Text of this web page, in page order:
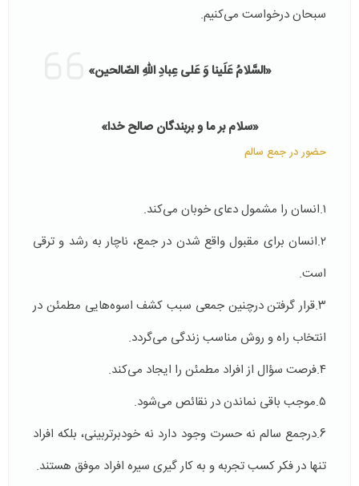
سبحان درخواست می‌کنیم.
«السَّلامُ عَلَینا وَ عَلی عِبادِ اللهِ الصّالحین»
«سلام بر ما و بربندگان صالح خدا»
حضور در جمع سالم
۱.انسان را مشمول دعای خوبان می‌کند.
۲.انسان برای مقبول واقع شدن در جمع، ناچار به رشد و ترقی
است.
۳.قرار گرفتن درچنین جمعی سبب کشف اسوه‌هایی مطمئن در
انتخاب راه و روش مناسب زندگی می‌گردد.
۴.فرصت سؤال از افراد مطمئن را ایجاد می‌کند.
۵.موجب باقی نماندن در نقائص می‌شود.
6.درجمع سالم نه حسرت وجود دارد نه خودبرتربینی، بلکه افراد
تنها در فکر کسب تجربه و به کار گیری سیره افراد موفق هستند.